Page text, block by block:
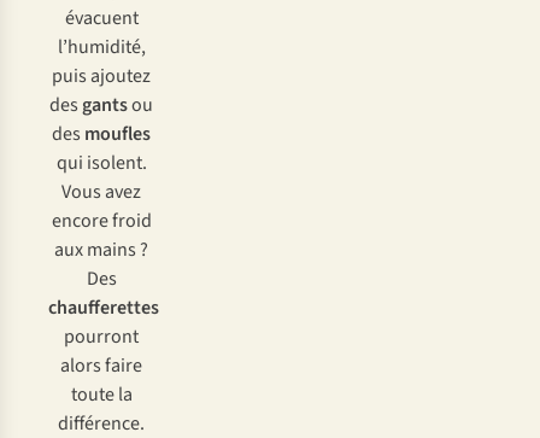
évacuent
l’humidité,
puis ajoutez
des gantsou
des moufles
qui isolent.
Vous avez
encore froid
aux mains ?
Des
chaufferettes
pourront
alors faire
toute la
différence.